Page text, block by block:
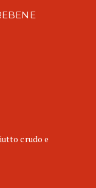
crudo e